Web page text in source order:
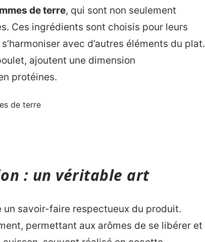
de terre, qui sont non seulement
Ces ingrédients sont choisis pour leurs
avec d’autres éléments du plat.
ajoutent une dimension
protéines.
de terre
: un véritable art
savoir-faire respectueux du produit.
permettant aux arômes de se libérer et